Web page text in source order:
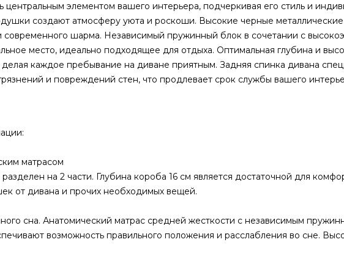
элементом вашего интерьера, подчеркивая его стиль и
создают атмосферу уюта и роскоши. Высокие черные
современного шарма. Независимый пружинный блок в сочетании с
место, идеально подходящее для отдыха. Оптимальная глубина и
каждое пребывание на диване приятным. Задняя спинка дивана
и повреждений стен, что продлевает срок службы вашего
матрасом
на 2 части. Глубина короба 16 см является достаточной для
от дивана и прочих необходимых вещей.
сна. Анатомический матрас средней жесткости с независимым
возможность правильного положения и расслабления во сне.